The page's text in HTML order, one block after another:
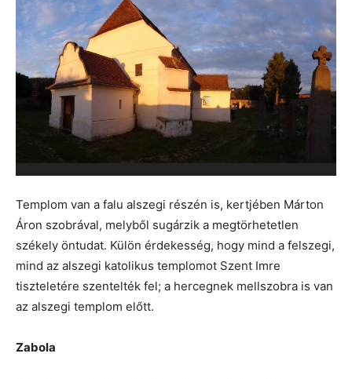
Templom van a falu alszegi részén is, kertjében Márton
Áron szobrával, melyből sugárzik a megtörhetetlen
székely öntudat. Külön érdekesség, hogy mind a felszegi,
mind az alszegi katolikus templomot Szent Imre
tiszteletére szentelték fel; a hercegnek mellszobra is van
az alszegi templom előtt.
Zabola